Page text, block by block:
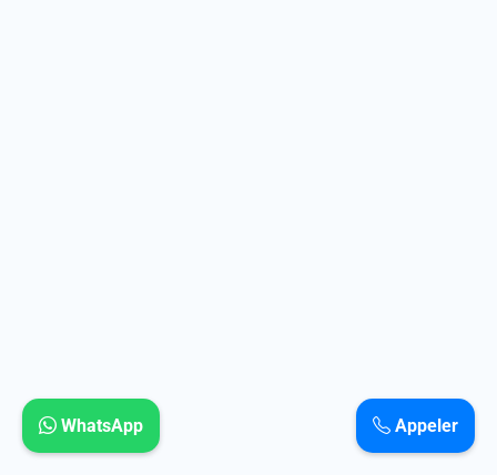
Appeler
WhatsApp